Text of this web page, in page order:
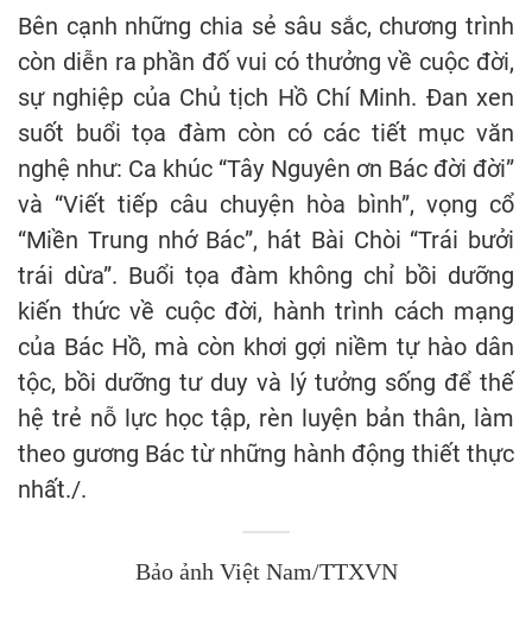
Bên cạnh những chia sẻ sâu sắc, chương trình
còn diễn ra phần đố vui có thưởng về cuộc đời,
sự nghiệp của Chủ tịch Hồ Chí Minh. Đan xen
suốt buổi tọa đàm còn có các tiết mục văn
nghệ như: Ca khúc “Tây Nguyên ơn Bác đời đời”
và “Viết tiếp câu chuyện hòa bình”, vọng cổ
“Miền Trung nhớ Bác”, hát Bài Chòi “Trái bưởi
trái dừa”. Buổi tọa đàm không chỉ bồi dưỡng
kiến thức về cuộc đời, hành trình cách mạng
của Bác Hồ, mà còn khơi gợi niềm tự hào dân
tộc, bồi dưỡng tư duy và lý tưởng sống để thế
hệ trẻ nỗ lực học tập, rèn luyện bản thân, làm
theo gương Bác từ những hành động thiết thực
nhất./.
Bảo ảnh Việt Nam/TTXVN